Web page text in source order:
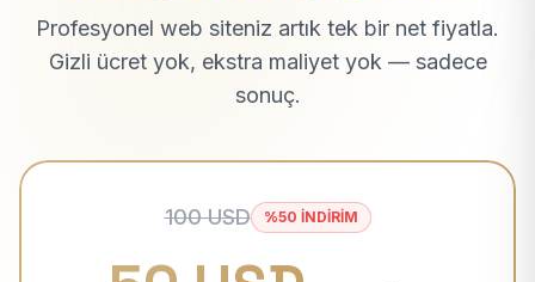
Profesyonel web siteniz artık tek bir net fiyatla.
Gizli ücret yok, ekstra maliyet yok — sadece
sonuç.
100 USD %50 İNDİRİM